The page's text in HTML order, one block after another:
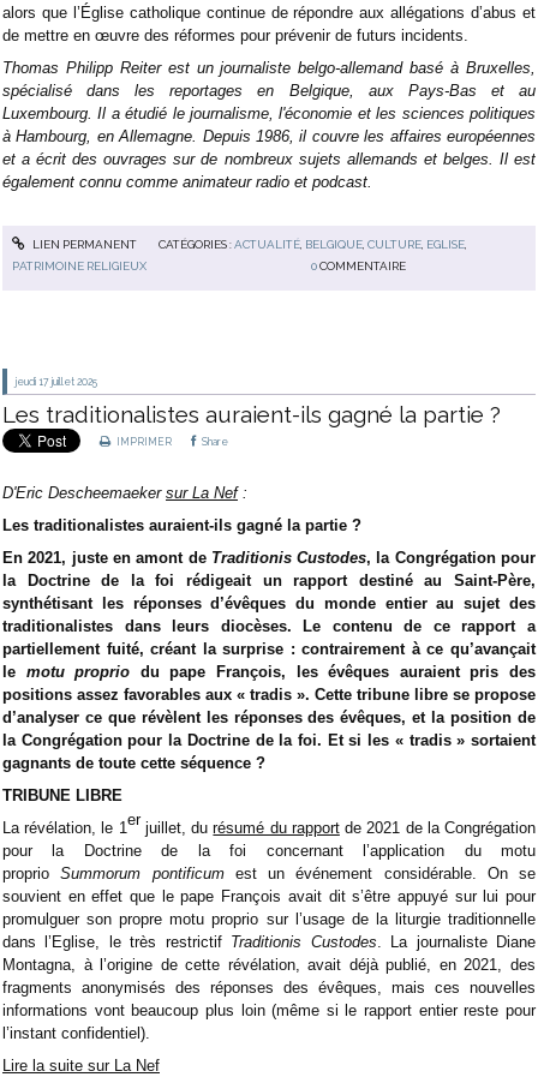
alors que l’Église catholique continue de répondre aux allégations d’abus et
de mettre en œuvre des réformes pour prévenir de futurs incidents.
Thomas Philipp Reiter est un journaliste belgo-allemand basé à Bruxelles,
spécialisé dans les reportages en Belgique, aux Pays-Bas et au
Luxembourg. Il a étudié le journalisme, l'économie et les sciences politiques
à Hambourg, en Allemagne. Depuis 1986, il couvre les affaires européennes
et a écrit des ouvrages sur de nombreux sujets allemands et belges. Il est
également connu comme animateur radio et podcast.
LIEN PERMANENT CATÉGORIES :ACTUALITÉ, BELGIQUE, CULTURE, EGLISE,
PATRIMOINE RELIGIEUX
0 COMMENTAIRE
jeudi 17 juillet 2025
Les traditionalistes auraient-ils gagné la partie ?
IMPRIMER Share
D'Eric Descheemaeker sur La Nef:
Les traditionalistes auraient-ils gagné la partie ?
En 2021, juste en amont de Traditionis Custodes, la Congrégation pour
la Doctrine de la foi rédigeait un rapport destiné au Saint-Père,
synthétisant les réponses d’évêques du monde entier au sujet des
traditionalistes dans leurs diocèses. Le contenu de ce rapport a
partiellement fuité, créant la surprise : contrairement à ce qu’avançait
le motu proprio du pape François, les évêques auraient pris des
positions assez favorables aux « tradis ». Cette tribune libre se propose
d’analyser ce que révèlent les réponses des évêques, et la position de
la Congrégation pour la Doctrine de la foi. Et si les « tradis » sortaient
gagnants de toute cette séquence ?
TRIBUNE LIBRE
La révélation, le 1er juillet, durésumé du rapportde 2021 de la Congrégation
pour la Doctrine de la foi concernant l’application du motu
proprioSummorum pontificumest un événement considérable. On se
souvient en effet que le pape François avait dit s’être appuyé sur lui pour
promulguer son propre motu proprio sur l’usage de la liturgie traditionnelle
dans l’Eglise, le très restrictif Traditionis Custodes. La journaliste Diane
Montagna, à l’origine de cette révélation, avait déjà publié, en 2021, des
fragments anonymisés des réponses des évêques, mais ces nouvelles
informations vont beaucoup plus loin (même si le rapport entier reste pour
l’instant confidentiel).
Lire la suite sur La Nef